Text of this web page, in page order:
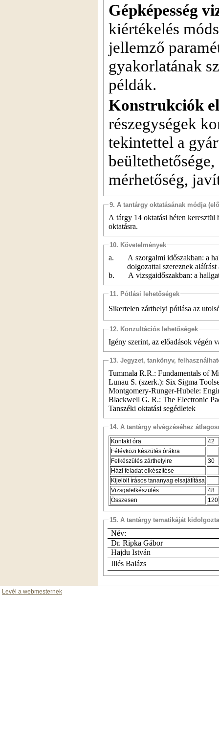
Gépképesség
kiértékelés
jellemző
gyakorlatának
példák.
Konstrukciók
részegységek
tekintettel a
mérhetőség,
9. A tantárgy oktatásának módja
A tárgy 14 oktatási héten keresztül
oktatásra.
10. Követelmények
a.
A szorgalmi időszakban: a
dolgozattal szereznek
b.
A vizsgaidőszakban: a
11. Pótlási lehetőségek
Sikertelen zárthelyi pótlása az
12. Konzultációs lehetőségek
Igény szerint, az előadások végén
13. Jegyzet, tankönyv,
Tummala R.R.: Fundamentals of
Lunau S. (szerk.): Six Sigma
Montgomery-Runger-Hubele:
Blackwell G. R.: The Electronic
Tanszéki oktatási segédletek
14. A tantárgy elvégzéséhez
Kontakt óra
42
Félévközi készülés órákra
Felkészülés zárthelyire
30
Házi feladat elkészítése
Kijelölt írásos tananyag elsajátítása
Vizsgafelkészülés
48
Összesen
120
15. A tantárgy tematikáját kidolgozta
Név:
Dr. Ripka Gábor
Hajdu István
Illés Balázs
Levél a webmesternek